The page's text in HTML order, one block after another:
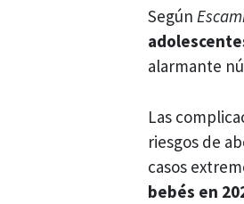
Según
alarmante
Las
riesgos de
casos
bebés en